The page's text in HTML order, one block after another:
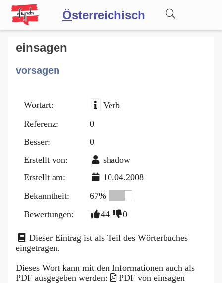
Österreichisch
Wörterbuch
Forum
Blog
einsagen
vorsagen
Wortart:
Verb
Referenz:
0
Besser:
0
Erstellt von:
shadow
Erstellt am:
10.04.2008
Bekanntheit:
67%
Bewertungen:
44 0
Dieser Eintrag ist als Teil des Wörterbuches
eingetragen.
Dieses Wort kann mit den Informationen auch als
PDF ausgegeben werden:
PDF von einsagen